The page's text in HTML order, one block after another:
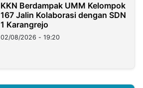
KKN Berdampak UMM Kelompok
167 Jalin Kolaborasi dengan SDN
1 Karangrejo
02/08/2026 - 19:20